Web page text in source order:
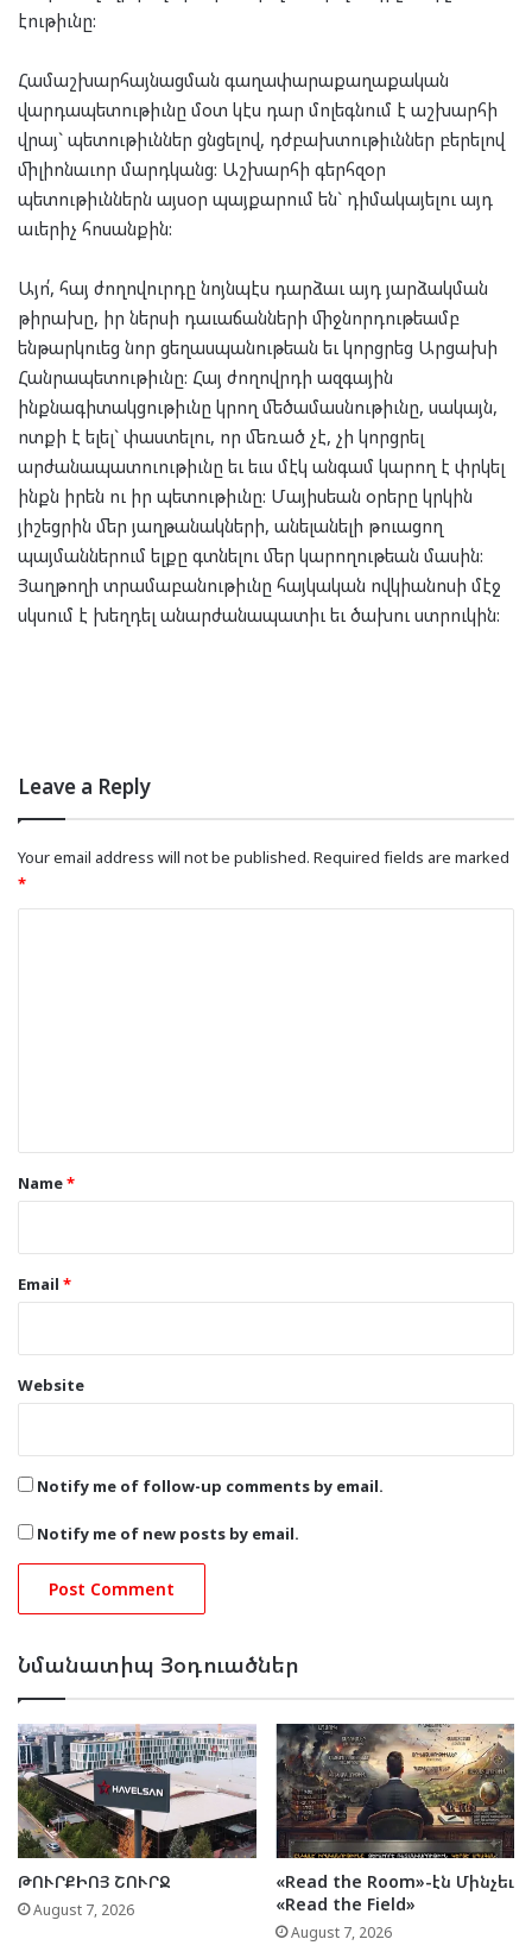
էութիւնը:
Համաշխարհայնացման գաղափարաքաղաքական
վարդապետութիւնը մօտ կէս դար մոլեգնում է աշխարհի
վրայ` պետութիւններ ցնցելով, դժբախտութիւններ բերելով
միլիոնաւոր մարդկանց: Աշխարհի գերհզօր
պետութիւններն այսօր պայքարում են` դիմակայելու այդ
աւերիչ հոսանքին:
Այո՛, հայ ժողովուրդը նոյնպէս դարձաւ այդ յարձակման
թիրախը, իր ներսի դաւաճանների միջնորդութեամբ
ենթարկուեց նոր ցեղասպանութեան եւ կորցրեց Արցախի
Հանրապետութիւնը: Հայ ժողովրդի ազգային
ինքնագիտակցութիւնը կրող մեծամասնութիւնը, սակայն,
ոտքի է ելել` փաստելու, որ մեռած չէ, չի կորցրել
արժանապատուութիւնը եւ եւս մէկ անգամ կարող է փրկել
ինքն իրեն ու իր պետութիւնը: Մայիսեան օրերը կրկին
յիշեցրին մեր յաղթանակների, անելանելի թուացող
պայմաններում ելքը գտնելու մեր կարողութեան մասին:
Յաղթողի տրամաբանութիւնը հայկական ովկիանոսի մէջ
սկսում է խեղդել անարժանապատիւ եւ ծախու ստրուկին:
Leave a Reply
Your email address will not be published. Required fields are marked
*
*Name*
Email *
Website
Notify me of follow-up comments by email.
Notify me of new posts by email.
Նմանատիպ Յօդուածներ
ԹՈՒՐՔԻՈՅ ՇՈՒՐՋ
August 7, 2026
«Read the Room»-էն Մինչեւ
«Read the Field»
August 7, 2026